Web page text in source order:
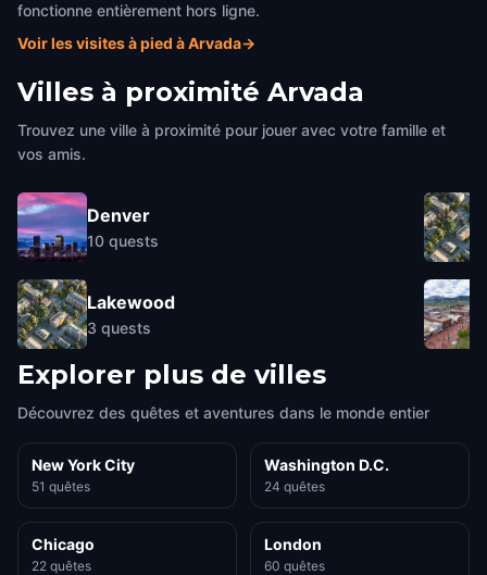
fonctionne entièrement hors ligne.
Voir les visites à pied à Arvada→
Villes à proximité Arvada
Trouvez une ville à proximité pour jouer avec votre famille et
vos amis.
Denver
10 quests
Lakewood
3 quests
Explorer plus de villes
Découvrez des quêtes et aventures dans le monde entier
New York City
51 quêtes
Washington D.C.
24 quêtes
Chicago
22 quêtes
London
60 quêtes